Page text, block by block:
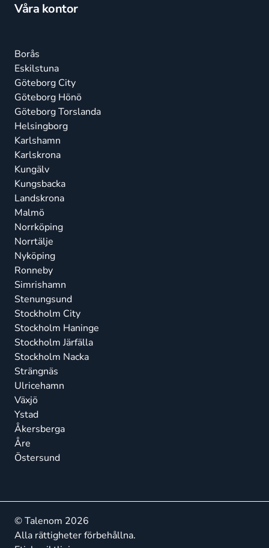
Våra kontor
Borås
Eskilstuna
Göteborg City
Göteborg Hönö
Göteborg Torslanda
Helsingborg
Karlshamn
Karlskrona
Kungälv
Kungsbacka
Landskrona
Malmö
Norrköping
Norrtälje
Nyköping
Ronneby
Simrishamn
Stenungsund
Stockholm City
Stockholm Haninge
Stockholm Järfälla
Stockholm Nacka
Strängnäs
Ulricehamn
Växjö
Ystad
Åkersberga
Åre
Östersund
© Talenom 2026
Alla rättigheter förbehållna.